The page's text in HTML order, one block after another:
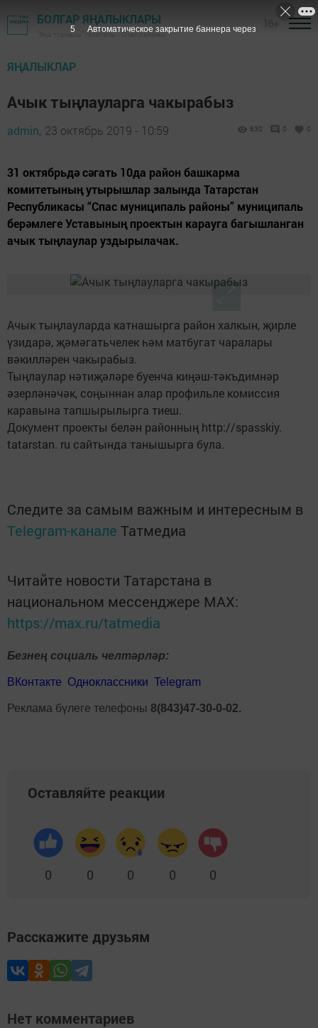
БОЛГАР ЯҢАЛЫКЛАРЫ
"Яңа тормыш" газетасы - Спас районы
ЯҢАЛЫКЛАР
Ачык тыңлауларга чакырабыз
admin, 23 октябрь 2019 - 10:59 630 0 0
31 октябрьдә сәгать 10да район башкарма
комитетының утырышлар залында Татарстан
Республикасы “Спас муниципаль районы” муниципаль
берәмлеге Уставының проектын карауга багышланган
ачык тыңлаулар уздырылачак.
Ачык тыңлауларда катнашырга район халкын, җирле
үзидарә, җәмәгатьчелек һәм матбугат чаралары
вәкилләрен чакырабыз.
Тыңлаулар нәтиҗәләре буенча киңәш-тәкъдимнәр
әзерләнәчәк, соңыннан алар профильле комиссия
каравына тапшырылырга тиеш.
Документ проекты белән районның http://spasskiy.
tatarstan. ru сайтында танышырга була.
Следите за самым важным и интересным в
Telegram-канале Татмедиа
Читайте новости Татарстана в
национальном мессенджере MАХ:
https://max.ru/tatmedia
Безнең социаль челтәрләр:
ВКонтакте Одноклассники Telegram
Реклама бүлеге телефоны 8(843)47-30-0-02.
Оставляйте реакции
0 0 0 0 0
Расскажите друзьям
Нет комментариев
4 Автоматическое закрытие баннера через